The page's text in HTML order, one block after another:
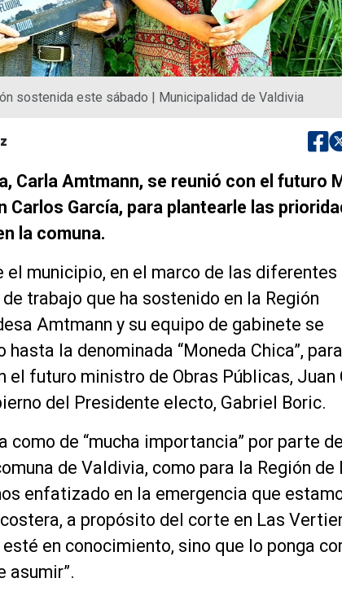
sostenida este sábado | Municipalidad de Valdivia
Carla Amtmann, se reunió con el futuro
Carlos García, para plantearle las
la comuna.
el municipio, en el marco de las diferentes
trabajo que ha sostenido en la Región
Amtmann y su equipo de gabinete se
la denominada “Moneda Chica”,
el futuro ministro de Obras Públicas, Juan
del Presidente electo, Gabriel Boric.
como de “mucha importancia” por parte
de Valdivia, como para la Región de
enfatizado en la emergencia que
a propósito del corte en Las
en conocimiento, sino que lo ponga
asumir”.